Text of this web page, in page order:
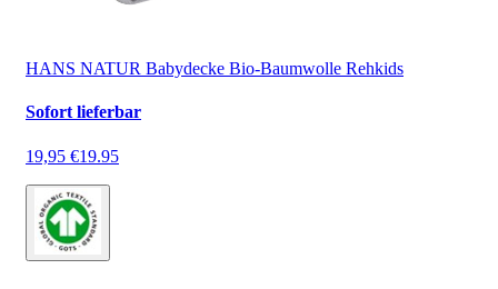
HANS NATUR Babydecke Bio-Baumwolle Rehkids
Sofort lieferbar
19,95 €19.95